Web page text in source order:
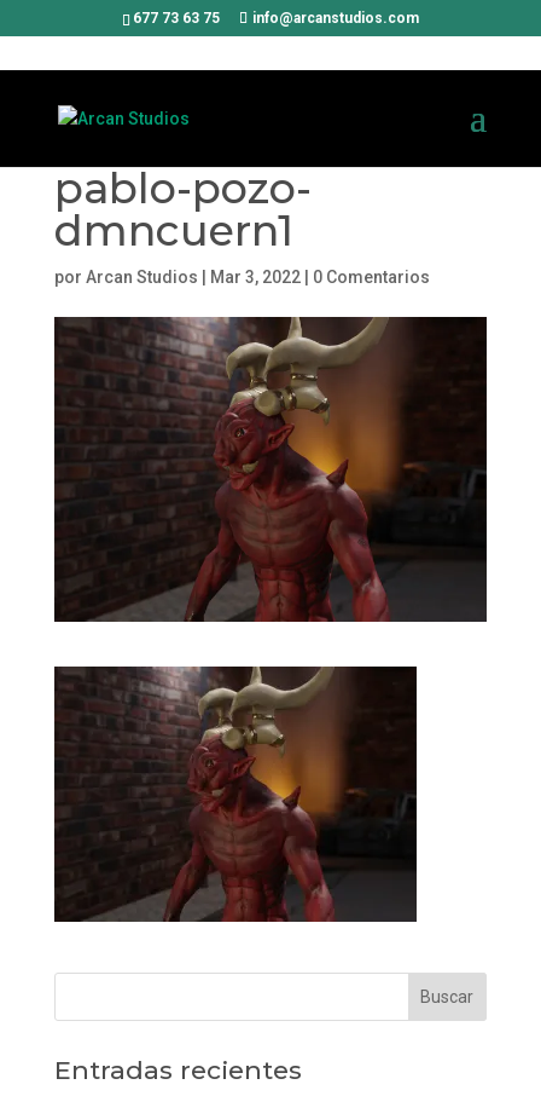
677 73 63 75 info@arcanstudios.com
pablo-pozo-
dmncuern1
por Arcan Studios Mar 3, 2022| 0 Comentarios
Entradas recientes